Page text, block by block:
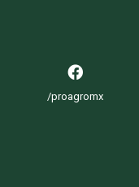
/proagromx